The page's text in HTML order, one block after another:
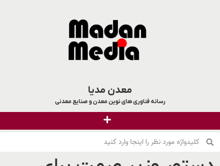
معدن مدیا
رسانه فناوری های نوین معدن و صنایع معدنی